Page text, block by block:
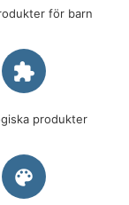
för barn
extension
produkter
palette